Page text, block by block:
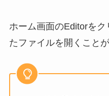
ホーム画面のEditorを
たファイルを開くことが